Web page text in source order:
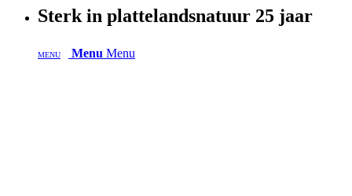
Menu Menu
Sterk in plattelandsnatuur 25 jaar